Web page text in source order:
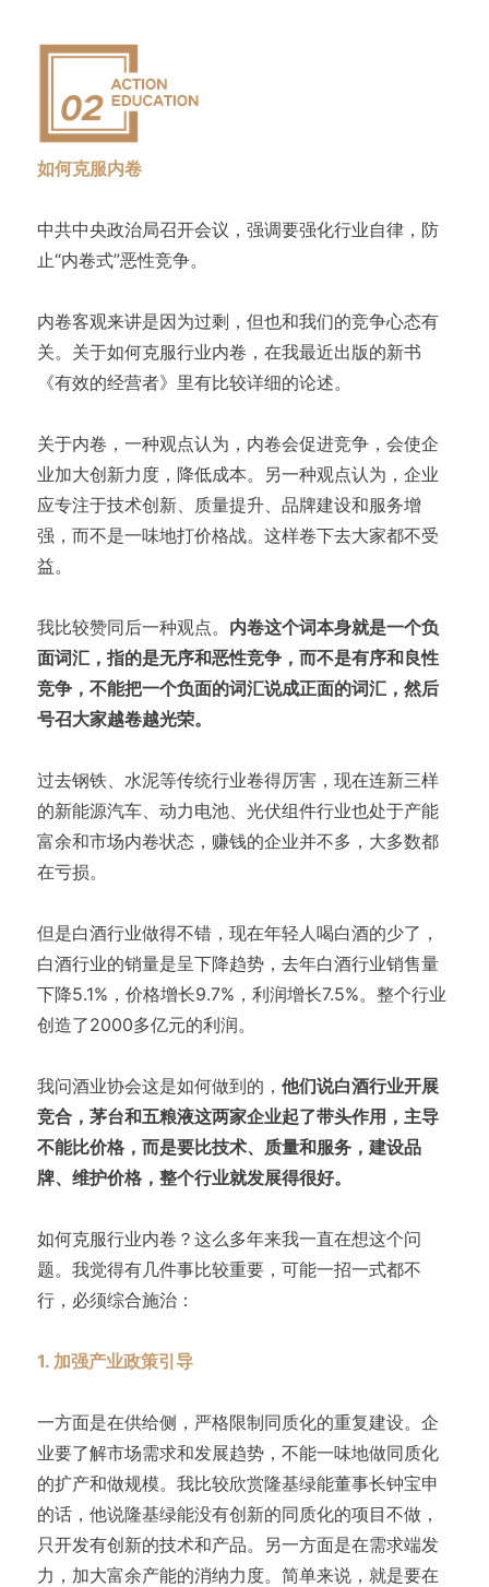
如何克服内卷
中共中央政治局召开会议，强调要强化行业自律，防
止“内卷式”恶性竞争。
内卷客观来讲是因为过剩，但也和我们的竞争心态有
关。关于如何克服行业内卷，在我最近出版的新书
《有效的经营者》里有比较详细的论述。
关于内卷，一种观点认为，内卷会促进竞争，会使企
业加大创新力度，降低成本。另一种观点认为，企业
应专注于技术创新、质量提升、品牌建设和服务增
强，而不是一味地打价格战。这样卷下去大家都不受
益。
我比较赞同后一种观点。 内卷这个词本身就是一个负
面词汇，指的是无序和恶性竞争，而不是有序和良性
竞争，不能把一个负面的词汇说成正面的词汇，然后
号召大家越卷越光荣。
过去钢铁、水泥等传统行业卷得厉害，现在连新三样
的新能源汽车、动力电池、光伏组件行业也处于产能
富余和市场内卷状态，赚钱的企业并不多，大多数都
在亏损。
但是白酒行业做得不错，现在年轻人喝白酒的少了，
白酒行业的销量是呈下降趋势，去年白酒行业销售量
下降5.1%，价格增长9.7%，利润增长7.5%。整个行业
创造了2000多亿元的利润。
我问酒业协会这是如何做到的， 他们说白酒行业开展
竞合，茅台和五粮液这两家企业起了带头作用，主导
不能比价格，而是要比技术、质量和服务，建设品
牌、维护价格，整个行业就发展得很好。
如何克服行业内卷？这么多年来我一直在想这个问
题。我觉得有几件事比较重要，可能一招一式都不
行，必须综合施治：
1. 加强产业政策引导
一方面是在供给侧，严格限制同质化的重复建设。企
业要了解市场需求和发展趋势，不能一味地做同质化
的扩产和做规模。我比较欣赏隆基绿能董事长钟宝申
的话，他说隆基绿能没有创新的同质化的项目不做，
只开发有创新的技术和产品。另一方面是在需求端发
力，加大富余产能的消纳力度。简单来说，就是要在